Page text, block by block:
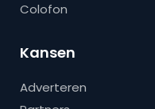
Colofon
Kansen
Adverteren